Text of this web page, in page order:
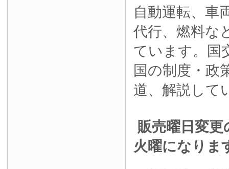
自動運転、車
代行、燃料な
ています。国
国の制度・政
道、解説して
販売曜日変
火曜になりま